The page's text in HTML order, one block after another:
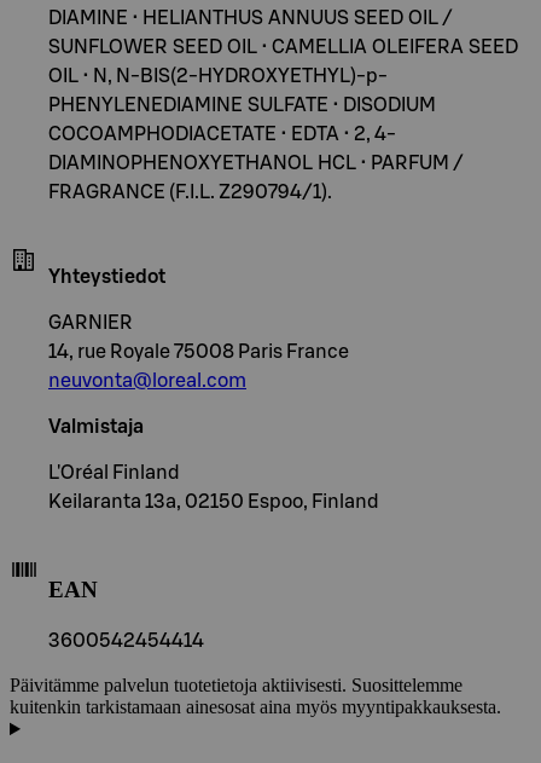
DIAMINE • HELIANTHUS ANNUUS SEED OIL /
SUNFLOWER SEED OIL • CAMELLIA OLEIFERA SEED
OIL • N, N-BIS(2-HYDROXYETHYL)-p-
PHENYLENEDIAMINE SULFATE • DISODIUM
COCOAMPHODIACETATE • EDTA • 2, 4-
DIAMINOPHENOXYETHANOL HCL • PARFUM /
FRAGRANCE (F.I.L. Z290794/1).
Yhteystiedot
GARNIER
14, rue Royale 75008 Paris France
neuvonta@loreal.com
Valmistaja
L'Oréal Finland
Keilaranta 13a, 02150 Espoo, Finland
EAN
3600542454414
Päivitämme palvelun tuotetietoja aktiivisesti. Suosittelemme
kuitenkin tarkistamaan ainesosat aina myös myyntipakkauksesta.